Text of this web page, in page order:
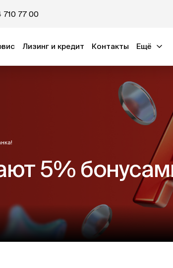
710 77 00
Лизинг и кредит Контакты Ещё
5%